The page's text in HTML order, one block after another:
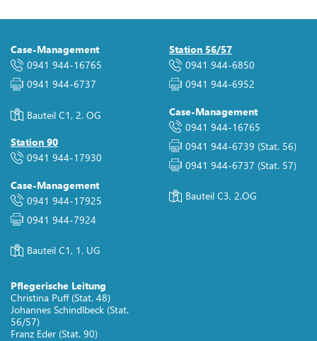
Case-Management
0941 944-16765
0941 944-6737
Bauteil C1, 2. OG
Station 90
0941 944-17930
Case-Management
0941 944-17925
0941 944-7924
Bauteil C1, 1. UG
Station 56/57
0941 944-6850
0941 944-6952
Case-Management
0941 944-16765
0941 944-6739 (Stat. 56)
0941 944-6737 (Stat. 57)
Bauteil C3, 2.OG
Pflegerische Leitung
Christina Puff (Stat. 48)
Johannes Schindlbeck (Stat.
56/57)
Franz Eder (Stat. 90)